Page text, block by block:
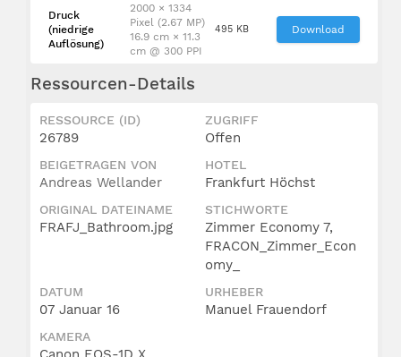
Druck
(niedrige
Auflösung)
2000 × 1334
Pixel (2.67 MP)
16.9 cm × 11.3
cm @ 300 PPI
495 KB Download
Ressourcen-Details
RESSOURCE (ID)
26789
ZUGRIFF
Offen
BEIGETRAGEN VON
Andreas Wellander
HOTEL
Frankfurt Höchst
ORIGINAL DATEINAME
FRAFJ_Bathroom.jpg
STICHWORTE
Zimmer Economy 7,
FRACON_Zimmer_Econ
omy_
DATUM
07 Januar 16
URHEBER
Manuel Frauendorf
KAMERA